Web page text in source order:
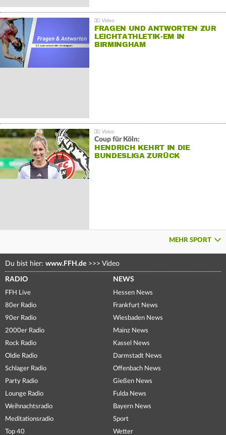
FRAGEN UND ANTWORTEN ZUR
LEICHTATHLETIK-EM IN
BIRMINGHAM
Coup für Köln:
HENDRICH KEHRT IN DIE
BUNDESLIGA ZURÜCK
MEHR SPORT
Du bist hier: www.FFH.de >>> Video
RADIO
FFH Live
80er Radio
90er Radio
2000er Radio
Rock Radio
Oldie Radio
Schlager Radio
Party Radio
Lounge Radio
Weihnachtsradio
Meditationsradio
Top 40
NEWS
Hessen News
Frankfurt News
Wiesbaden News
Mainz News
Kassel News
Darmstadt News
Offenbach News
Gießen News
Fulda News
Bayern News
Sport
Wetter